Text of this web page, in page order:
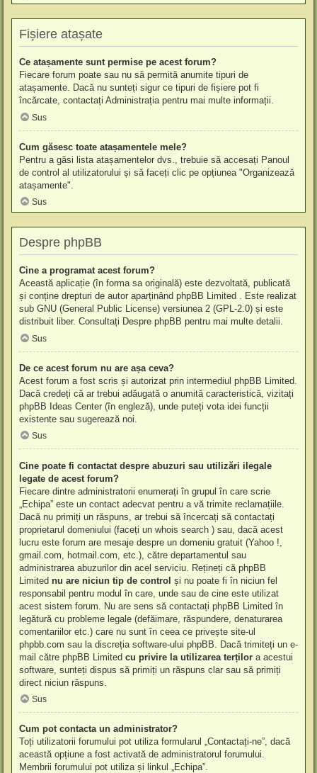
Fișiere atașate
Ce atașamente sunt permise pe acest forum?
Fiecare forum poate sau nu să permită anumite tipuri de
atașamente. Dacă nu sunteți sigur ce tipuri de fișiere pot fi
încărcate, contactați Administrația pentru mai multe informații.
Sus
Cum găsesc toate atașamentele mele?
Pentru a găsi lista atașamentelor dvs., trebuie să accesați Panoul
de control al utilizatorului și să faceți clic pe opțiunea "Organizează
atașamente".
Sus
Despre phpBB
Cine a programat acest forum?
Această aplicație (în forma sa originală) este dezvoltată, publicată
și conține drepturi de autor aparținând phpBB Limited . Este realizat
sub GNU (General Public License) versiunea 2 (GPL-2.0) și este
distribuit liber. Consultați Despre phpBB pentru mai multe detalii.
Sus
De ce acest forum nu are așa ceva?
Acest forum a fost scris și autorizat prin intermediul phpBB Limited.
Dacă credeți că ar trebui adăugată o anumită caracteristică, vizitați
phpBB Ideas Center (în engleză), unde puteți vota idei funcții
existente sau sugerează noi.
Sus
Cine poate fi contactat despre abuzuri sau utilizări ilegale
legate de acest forum?
Fiecare dintre administratorii enumerați în grupul în care scrie
„Echipa” este un contact adecvat pentru a vă trimite reclamațiile.
Dacă nu primiți un răspuns, ar trebui să încercați să contactați
proprietarul domeniului (faceți un whois search ) sau, dacă acest
lucru este forum are mesaje despre un domeniu gratuit (Yahoo !,
gmail.com, hotmail.com, etc.), către departamentul sau
administrarea abuzurilor din acel serviciu. Rețineți că phpBB
Limited nu are niciun tip de control și nu poate fi în niciun fel
responsabil pentru modul în care, unde sau de cine este utilizat
acest sistem forum. Nu are sens să contactați phpBB Limited în
legătură cu probleme legale (defăimare, răspundere, denaturarea
comentariilor etc.) care nu sunt în ceea ce privește site-ul
phpbb.com sau la discreția software-ului phpBB. Dacă trimiteți un e-
mail către phpBB Limited cu privire la utilizarea terților a acestui
software, sunteți dispus să primiți un răspuns clar sau să primiți
direct niciun răspuns.
Sus
Cum pot contacta un administrator?
Toți utilizatorii forumului pot utiliza formularul „Contactați-ne”, dacă
această opțiune a fost activată de administratorul forumului.
Membrii forumului pot utiliza și linkul „Echipa”.